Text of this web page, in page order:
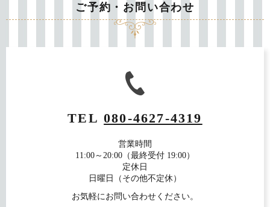
ご予約・お問い合わせ
TEL080-4627-4319
営業時間
11:00～20:00（最終受付 19:00）
定休日
日曜日（その他不定休）
お気軽にお問い合わせください。